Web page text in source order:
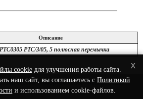
cookieдля улучшения работы сайта.
наш сайт, вы соглашаетесь с Политикой
и использованием cookie-файлов.
x
Описание
PTC/3/05, 5 полюсная перемычка
сетевого оборудования - Nets-Shop.ru.